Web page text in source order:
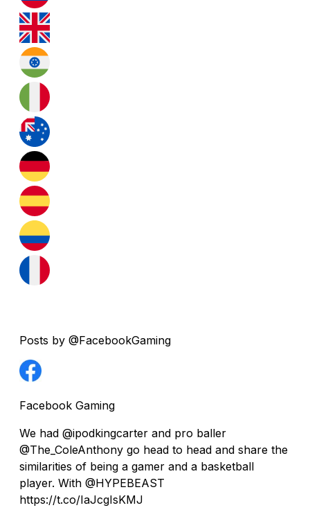
Posts by @FacebookGaming
Facebook Gaming
We had @ipodkingcarter and pro baller
@The_ColeAnthony go head to head and share the
similarities of being a gamer and a basketball
player. With @HYPEBEAST
https://t.co/IaJcgIsKMJ